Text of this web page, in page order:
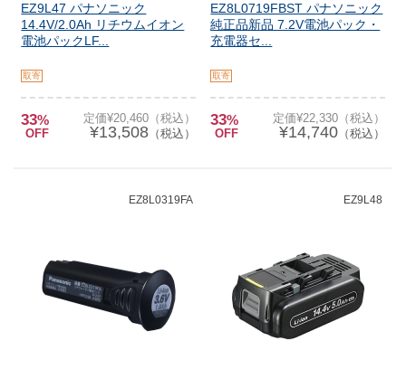
EZ9L47 パナソニック
14.4V/2.0Ah リチウムイオン
電池パックLF...
取寄
33%
OFF
定価¥20,460（税込）
¥13,508（税込）
EZ8L0719FBST パナソニック
純正品新品 7.2V電池パック・
充電器セ...
取寄
33%
OFF
定価¥22,330（税込）
¥14,740（税込）
EZ8L0319FA EZ9L48